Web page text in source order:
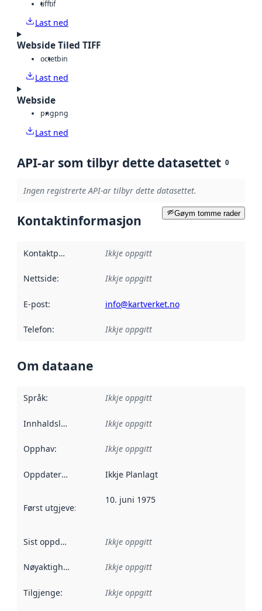
tifftif
Last ned
Webside Tiled TIFF
octetbin
Last ned
Webside
pngpng
Last ned
API-ar som tilbyr dette datasettet 0
Ingen registrerte API-ar tilbyr dette datasettet.
Gøym tomme rader
Kontaktinformasjon
Kontaktpunkt Ikkje oppgitt
Nettside: Ikkje oppgitt
E-post: info@kartverket.no
Telefon: Ikkje oppgitt
Om dataane
Språk: Ikkje oppgitt
Innhaldsleverandørar :
Ikkje oppgitt
Opphav: Ikkje oppgitt
Oppdateringsfrekvens :
Ikkje Planlagt
Først utgjeve: Denne datoen seier når dataa i dette
10. juni 1975
Sist oppdatert Ikkje oppgitt
Nøyaktigheit Ikkje oppgitt
Tilgjenge: Ikkje oppgitt